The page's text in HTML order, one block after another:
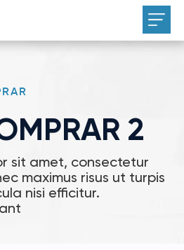
2
sit amet, consectetur
maximus risus ut turpis
nisi efficitur.